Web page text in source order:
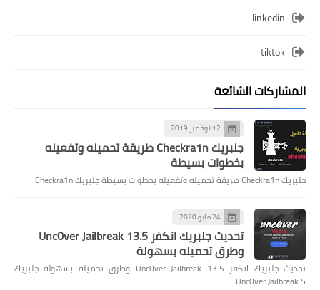
linkedin
tiktok
المشاركات الشائعة
12 نوفمبر 2019
جلبريك Checkra1n طريقة تحميله وتفعيله
بخطوات بسيطة
جلبريك Checkra1n طريقة تحميله وتفعيله بخطوات بسيطة جلبريك Checkra1n
24 مايو 2020
تحديث جلبريك انكفر Unc0ver Jailbreak 13.5
وطرق تحميله بسهولة
تحديث جلبريك انكفر Unc0ver Jailbreak 13.5 وطرق تحميله بسهولة جلبريك
Unc0ver Jailbreak 5